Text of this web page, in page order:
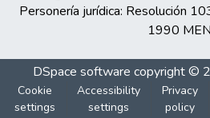
Personería jurídica: Resolución
1990 MEN
DSpace software copyright ©
Cookie
settings
Accessibility
settings
Privacy
policy